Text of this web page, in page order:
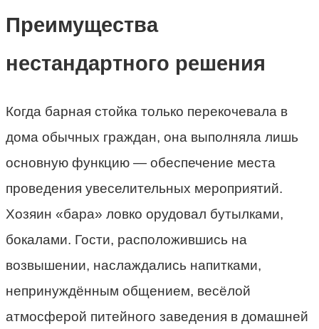
Преимущества
нестандартного решения
Когда барная стойка только перекочевала в
дома обычных граждан, она выполняла лишь
основную функцию — обеспечение места
проведения увеселительных мероприятий.
Хозяин «бара» ловко орудовал бутылками,
бокалами. Гости, расположившись на
возвышении, наслаждались напитками,
непринуждённым общением, весёлой
атмосферой питейного заведения в домашней